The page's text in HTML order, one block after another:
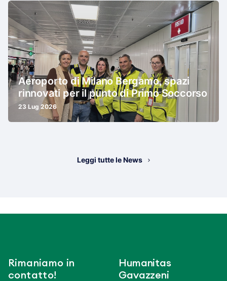
Aeroporto di Milano Bergamo, spazi
rinnovati per il punto di Primo Soccorso
23 Lug 2026
Leggi tutte le News
Rimaniamo in
contatto!
Humanitas
Gavazzeni